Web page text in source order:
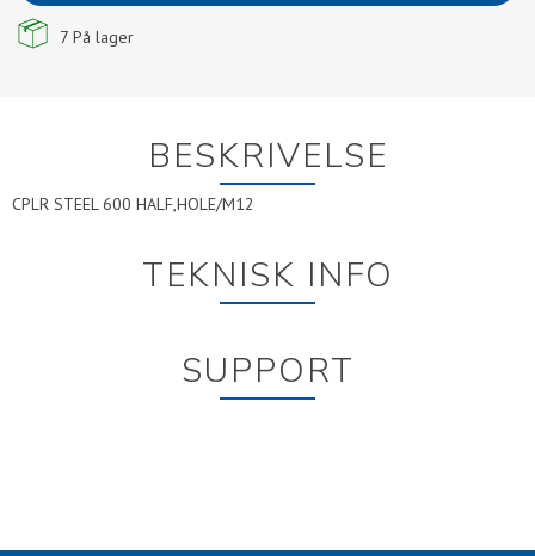
7 På lager
BESKRIVELSE
CPLR STEEL 600 HALF,HOLE/M12
TEKNISK INFO
SUPPORT